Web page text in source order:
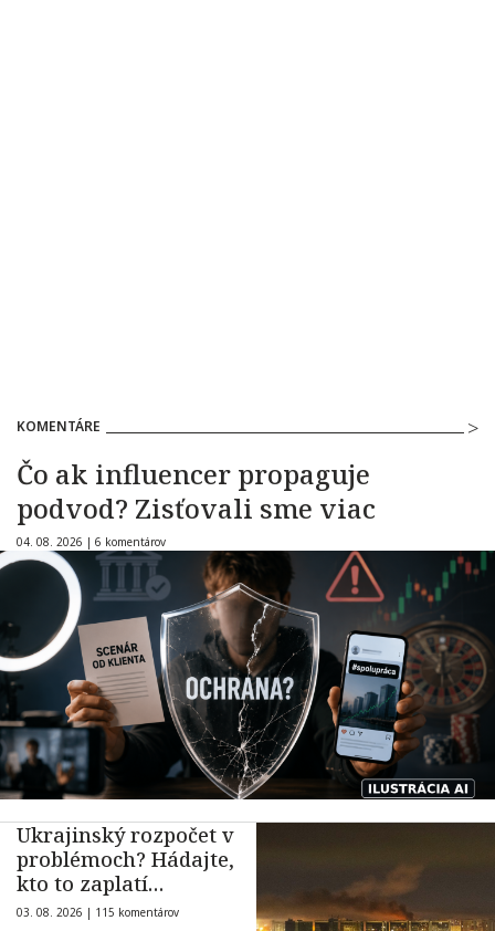
KOMENTÁRE
Čo ak influencer propaguje
podvod? Zisťovali sme viac
04. 08. 2026 | 6 komentárov
Ukrajinský rozpočet v
problémoch? Hádajte,
kto to zaplatí…
03. 08. 2026 | 115 komentárov